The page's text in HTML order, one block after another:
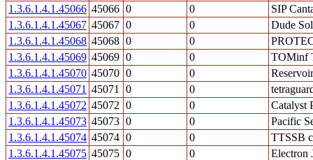
1.3.6.1.4.1.45066 45066 0 0
SIP
1.3.6.1.4.1.45067 45067 0 0
Dude
1.3.6.1.4.1.45068 45068 0 0
1.3.6.1.4.1.45069 45069 0 0
TOMinf
1.3.6.1.4.1.45070 45070 0 0
1.3.6.1.4.1.45071 45071 0 0
1.3.6.1.4.1.45072 45072 0 0
Catalyst
1.3.6.1.4.1.45073 45073 0 0
Pacific
1.3.6.1.4.1.45074 45074 0 0
TTSSB
1.3.6.1.4.1.45075 45075 0 0
Electron